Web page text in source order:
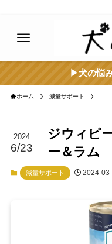
▶︎犬の悩
ホーム 減量サポート
ジウィピ
ー＆ラム
2024
6/23
減量サポート 2024-